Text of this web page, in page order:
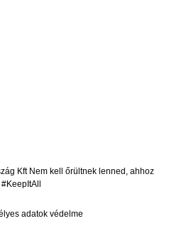
Kft Nem kell őrültnek lenned, ahhoz
adatok védelme